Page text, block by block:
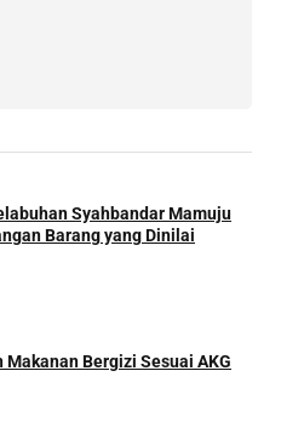
Syahbandar Mamuju
Barang yang Dinilai
Makanan Bergizi Sesuai AKG